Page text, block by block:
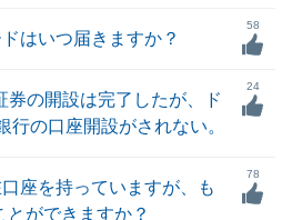
はいつ届きますか？
58
券の開設は完了したが、ド
行の口座開設がされない。
24
口座を持っていますが、も
とができますか？
78